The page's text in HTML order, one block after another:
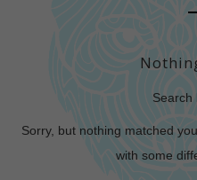
Search
Sorry, but nothing matched
with some